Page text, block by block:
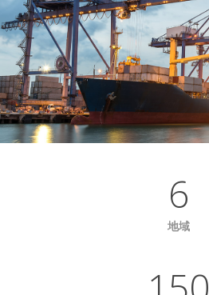
6
地域